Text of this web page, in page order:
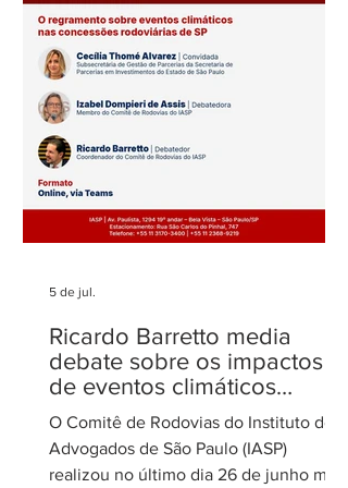
novamente entre os mais
admirados
Ricardo Barretto media
debate sobre os impactos
de eventos climáticos
extremos nas concessões
de rodovias
O Comitê de Rodovias do Instituto dos
Advogados de São Paulo (IASP)
realizou no último dia 26 de junho mais
5 de jul.